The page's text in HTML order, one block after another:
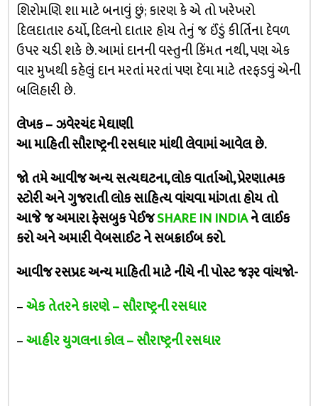
શિરોમણિ શા માટે બનાવું છું; કારણ કે એ તો ખરેખરો
દિલદાતાર ઠર્યો, દિલનો દાતાર હોય તેનું જ ઈંડું કીર્તિના દેવળ
ઉપર ચડી શકે છે. આમાં દાનની વસ્તુની કિંમત નથી, પણ એક
વાર મુખથી કહેલું દાન મરતાં મરતાં પણ દેવા માટે તરફડવું એની
બલિહારી છે.
લેખક – ઝવેરચંદ મેઘાણી
આ માહિતી સૌરાષ્ટ્રની રસધાર માંથી લેવામાં આવેલ છે.
જો તમે આવીજ અન્ય સત્યઘટના, લોક વાર્તાઓ, પ્રેરણાત્મક
સ્ટોરી અને ગુજરાતી લોક સાહિત્ય વાંચવા માંગતા હોય તો
આજે જ અમારા ફેસબુક પેઈજSHARE IN INDIAને લાઈક
કરો અને અમારી વેબસાઈટ ને સબક્રાઈબ કરો.
આવીજ રસપ્રદ અન્ય માહિતી માટે નીચે ની પોસ્ટ જરૂર વાંચજો-
–એક તેતરને કારણે – સૌરાષ્ટ્રની રસધાર
–આહીર યુગલના કોલ – સૌરાષ્ટ્રની રસધાર